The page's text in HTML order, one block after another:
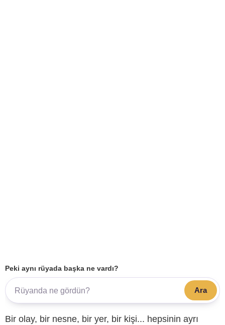
Peki aynı rüyada başka ne vardı?
Ara
Bir olay, bir nesne, bir yer, bir kişi... hepsinin ayrı